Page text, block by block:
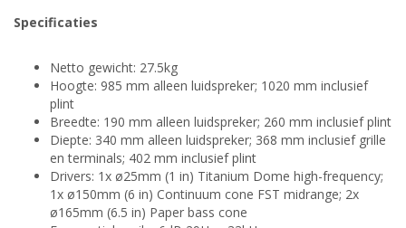
Specificaties
Netto gewicht: 27.5kg
Hoogte: 985 mm alleen luidspreker; 1020 mm inclusief
plint
Breedte: 190 mm alleen luidspreker; 260 mm inclusief plint
Diepte: 340 mm alleen luidspreker; 368 mm inclusief grille
en terminals; 402 mm inclusief plint
Drivers: 1x ø25mm (1 in) Titanium Dome high-frequency;
1x ø150mm (6 in) Continuum cone FST midrange; 2x
ø165mm (6.5 in) Paper bass cone